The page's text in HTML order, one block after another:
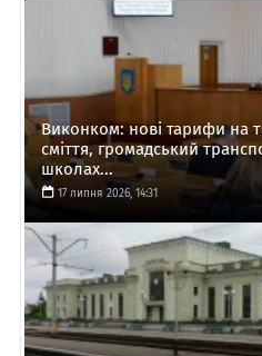
Виконком: нові тарифи на
сміття, громадський
школах...
17 липня 2026, 14:31